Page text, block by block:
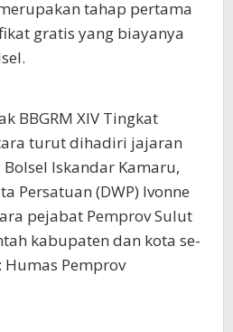
tahap pertama
gratis yang biayanya
BBGRM XIV Tingkat
turut dihadiri jajaran
Iskandar Kamaru,
Persatuan (DWP) Ivonne
pejabat Pemprov Sulut
kabupaten dan kota se-
Humas Pemprov